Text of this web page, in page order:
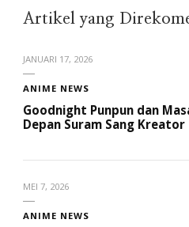
Artikel yang
JANUARI 17, 2026
ANIME NEWS
Goodnight Punpun dan
Depan Suram Sang Kreator
MEI 7, 2026
ANIME NEWS